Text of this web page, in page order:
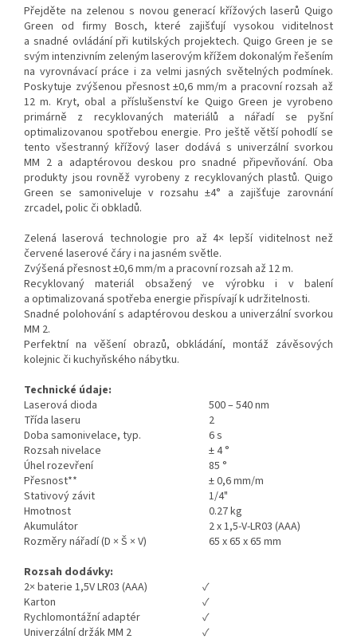
Přejděte na zelenou s novou generací křížových laserů Quigo
Green od firmy Bosch, které zajišťují vysokou viditelnost
a snadné ovládání při kutilských projektech. Quigo Green je se
svým intenzivním zeleným laserovým křížem dokonalým řešením
na vyrovnávací práce i za velmi jasných světelných podmínek.
Poskytuje zvýšenou přesnost ±0,6 mm/m a pracovní rozsah až
12 m. Kryt, obal a příslušenství ke Quigo Green je vyrobeno
primárně z recyklovaných materiálů a nářadí se pyšní
optimalizovanou spotřebou energie. Pro ještě větší pohodlí se
tento všestranný křížový laser dodává s univerzální svorkou
MM 2 a adaptérovou deskou pro snadné připevňování. Oba
produkty jsou rovněž vyrobeny z recyklovaných plastů. Quigo
Green se samoniveluje v rozsahu ±4° a zajišťuje zarovnání
zrcadel, polic či obkladů.
Zelená laserová technologie pro až 4× lepší viditelnost než
červené laserové čáry i na jasném světle.
Zvýšená přesnost ±0,6 mm/m a pracovní rozsah až 12 m.
Recyklovaný materiál obsažený ve výrobku i v balení
a optimalizovaná spotřeba energie přispívají k udržitelnosti.
Snadné polohování s adaptérovou deskou a univerzální svorkou
MM 2.
Perfektní na věšení obrazů, obkládání, montáž závěsových
kolejnic či kuchyňského nábytku.
Technické údaje:
Laserová dioda
500 – 540 nm
Třída laseru
2
Doba samonivelace, typ.
6 s
Rozsah nivelace
± 4 °
Úhel rozevření
85 °
Přesnost**
± 0,6 mm/m
Stativový závit
1/4"
Hmotnost
0.27 kg
Akumulátor
2 x 1,5-V-LR03 (AAA)
Rozměry nářadí (D × Š × V)
65 x 65 x 65 mm
Rozsah dodávky:
2× baterie 1,5V LR03 (AAA)
✓
Karton
✓
Rychlomontážní adaptér
✓
Univerzální držák MM 2
✓